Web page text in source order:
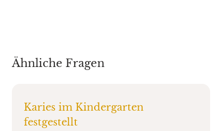
Ähnliche Fragen
Karies im Kindergarten
festgestellt